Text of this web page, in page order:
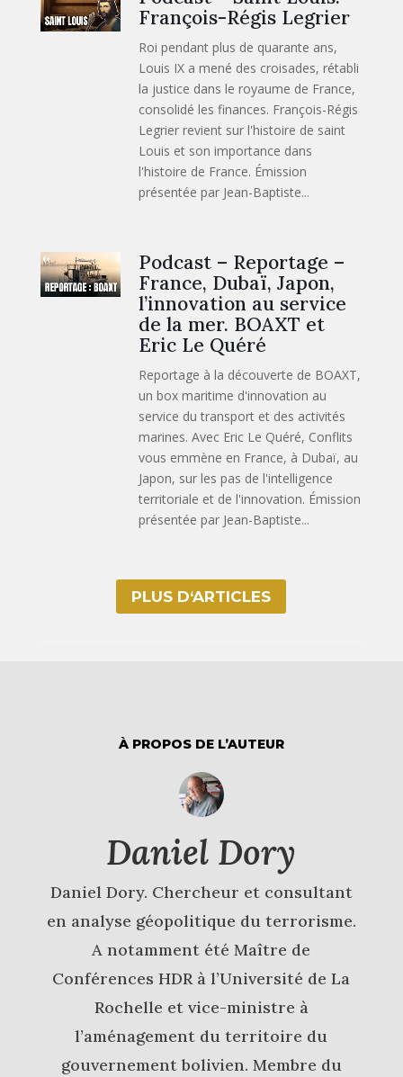
François-Régis Legrier
Roi pendant plus de quarante ans,
Louis IX a mené des croisades, rétabli
la justice dans le royaume de France,
consolidé les finances. François-Régis
Legrier revient sur l'histoire de saint
Louis et son importance dans
l'histoire de France. Émission
présentée par Jean-Baptiste...
Podcast – Reportage –
France, Dubaï, Japon,
l’innovation au service
de la mer. BOAXT et
Eric Le Quéré
Reportage à la découverte de BOAXT,
un box maritime d'innovation au
service du transport et des activités
marines. Avec Eric Le Quéré, Conflits
vous emmène en France, à Dubaï, au
Japon, sur les pas de l'intelligence
territoriale et de l'innovation. Émission
présentée par Jean-Baptiste...
PLUS D‘ARTICLES
À PROPOS DE L’AUTEUR
Daniel Dory
Daniel Dory. Chercheur et consultant
en analyse géopolitique du terrorisme.
A notamment été Maître de
Conférences HDR à l’Université de La
Rochelle et vice-ministre à
l’aménagement du territoire du
gouvernement bolivien. Membre du